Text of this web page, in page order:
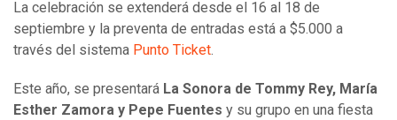
La celebración se extenderá desde el 16 al 18 de
septiembre y la preventa de entradas está a $5.000 a
través del sistema Punto Ticket.
Este año, se presentará La Sonora de Tommy Rey, María
Esther Zamora y Pepe Fuentes y su grupo en una fiesta